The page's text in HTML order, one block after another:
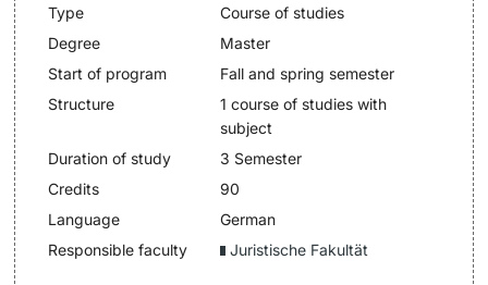
Lecturers
Further information
Dates
Documents & Verification
Welcome to the University of Basel
Campus Credits
Type
Course of studies
Degree
Master
Start of program
Fall and spring semester
Structure
1 course of studies with
subject
Duration of study
3 Semester
Credits
90
Language
German
Responsible faculty
Juristische Fakultät